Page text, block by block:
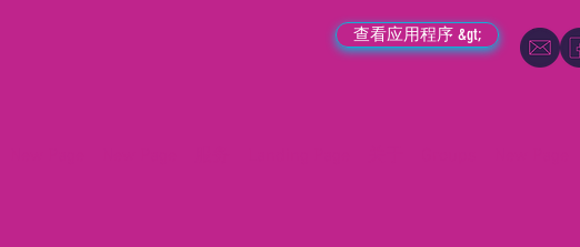
查看应用程序 &gt;